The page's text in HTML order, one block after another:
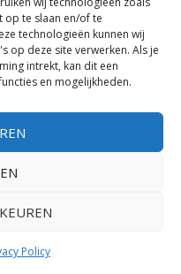
te slaan en/of te
technologieën kunnen wij
op deze site verwerken. Als je
intrekt, kan dit een
en mogelijkheden.
Policy
| Mogelijk gemaakt door